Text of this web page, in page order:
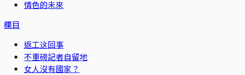
情色的未來
欄目
返工这回事
不重磅記者自留地
女人沒有國家？